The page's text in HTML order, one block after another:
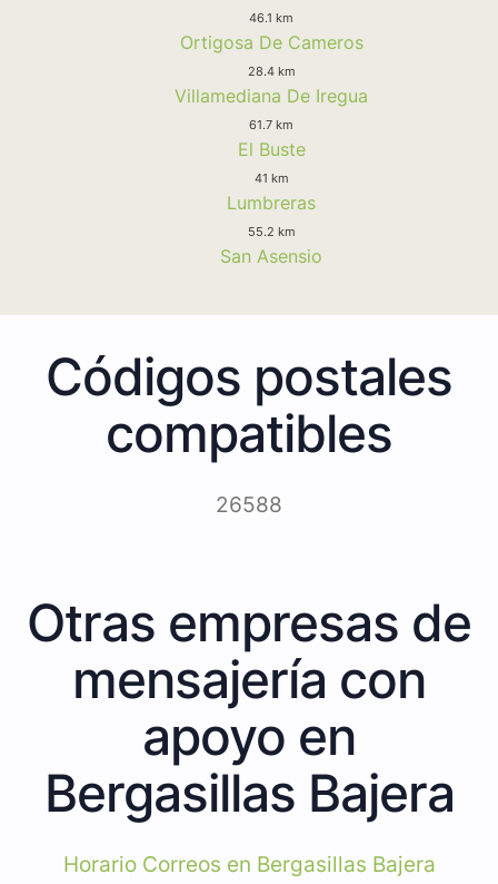
46.1 km
Ortigosa De Cameros
28.4 km
Villamediana De Iregua
61.7 km
El Buste
41 km
Lumbreras
55.2 km
San Asensio
Códigos postales
compatibles
26588
Otras empresas de
mensajería con
apoyo en
Bergasillas Bajera
Horario Correos en Bergasillas Bajera